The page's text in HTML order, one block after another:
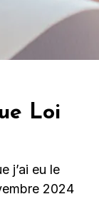
Loi
j’ai eu le
2024